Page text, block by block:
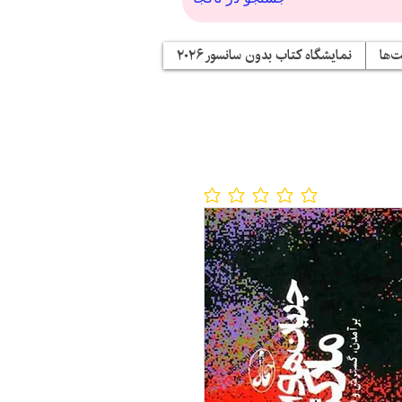
نمایشگاه کتاب بدون سانسور ۲۰۲۶
No ratings yet